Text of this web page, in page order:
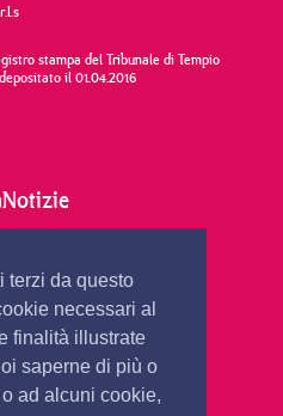
terzi da questo
necessari al
finalità illustrate
saperne di più o
ad alcuni cookie,
stampa del Tribunale di Tempio
il 01.04.2016